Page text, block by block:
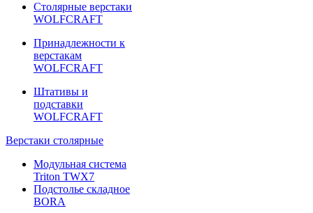
Столярные верстаки
WOLFCRAFT
Принадлежности к
верстакам
WOLFCRAFT
Штативы и
подставки
WOLFCRAFT
Верстаки столярные
Модульная система
Triton TWX7
Подстолье складное
BORA